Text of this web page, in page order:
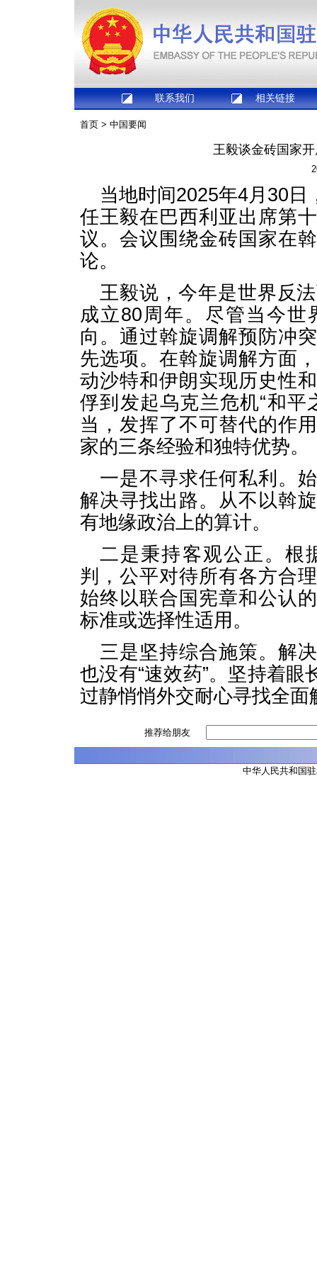
联系我们 相关链接
首页 > 中国要闻
王毅谈金砖国家
当地时间2025年4月30
任王毅在巴西利亚出席第
议。会议围绕金砖国家在
论。
王毅说，今年是世界反
成立80周年。尽管当今
向。通过斡旋调解预防冲
先选项。在斡旋调解方面
动沙特和伊朗实现历史性
俘到发起乌克兰危机“和平
当，发挥了不可替代的作
家的三条经验和独特优势。
一是不寻求任何私利。
解决寻找出路。从不以斡
有地缘政治上的算计。
二是秉持客观公正。根
判，公平对待所有各方合
始终以联合国宪章和公认
标准或选择性适用。
三是坚持综合施策。解
也没有“速效药”。坚持着
过静悄悄外交耐心寻找全
推荐给朋友
中华人民共和国